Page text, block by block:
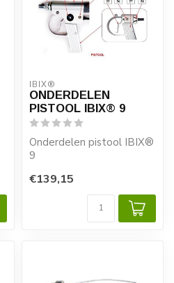
IBIX®
ONDERDELEN
PISTOOL IBIX® 9
Onderdelen pistool IBIX®
9
Alle gemarkeerde
onderdelen zijn
€139,15